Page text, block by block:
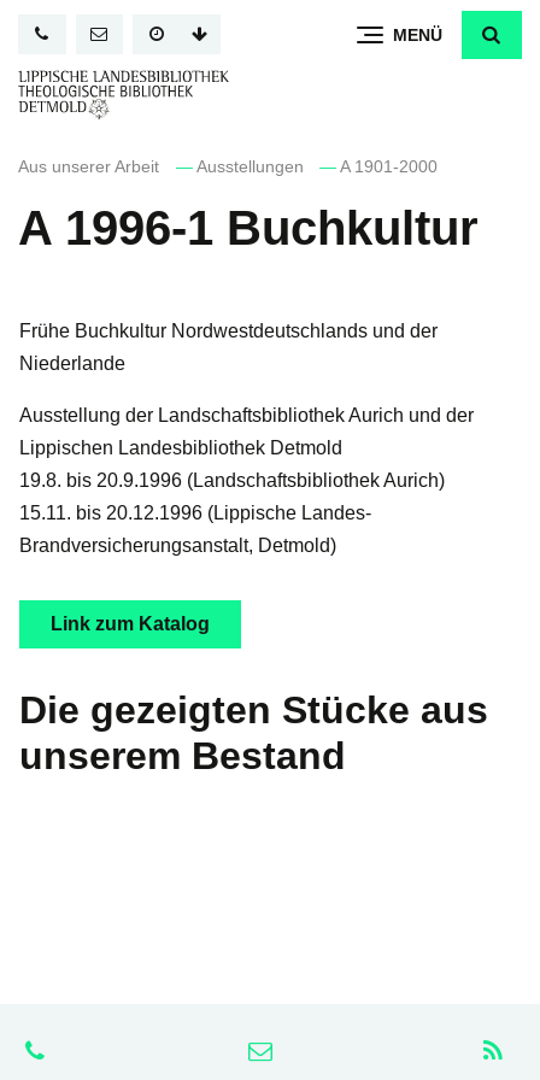
Inhalt
MENÜ
Aus unserer Arbeit — Ausstellungen — A 1901-2000
A 1996-1 Buchkultur
Frühe Buchkultur Nordwestdeutschlands und der
Niederlande
Ausstellung der Landschaftsbibliothek Aurich und der
Lippischen Landesbibliothek Detmold
19.8. bis 20.9.1996 (Landschaftsbibliothek Aurich)
15.11. bis 20.12.1996 (Lippische Landes-
Brandversicherungsanstalt, Detmold)
Link zum Katalog
Die gezeigten Stücke aus
unserem Bestand